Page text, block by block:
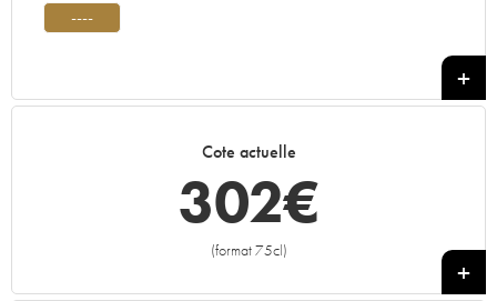
----
Cote actuelle
302€
(format 75cl)
+